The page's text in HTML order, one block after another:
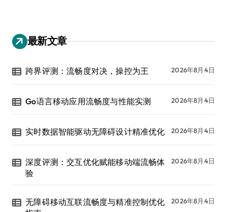
最新文章
跨界评测：流畅度对决，操控为王 2026年8月4日
Go语言移动应用流畅度与性能实测 2026年8月4日
实时数据智能驱动无障碍设计精准优化 2026年8月4日
深度评测：交互优化赋能移动端流畅体
验
2026年8月4日
无障碍移动互联流畅度与精准控制优化
2026年8月4日